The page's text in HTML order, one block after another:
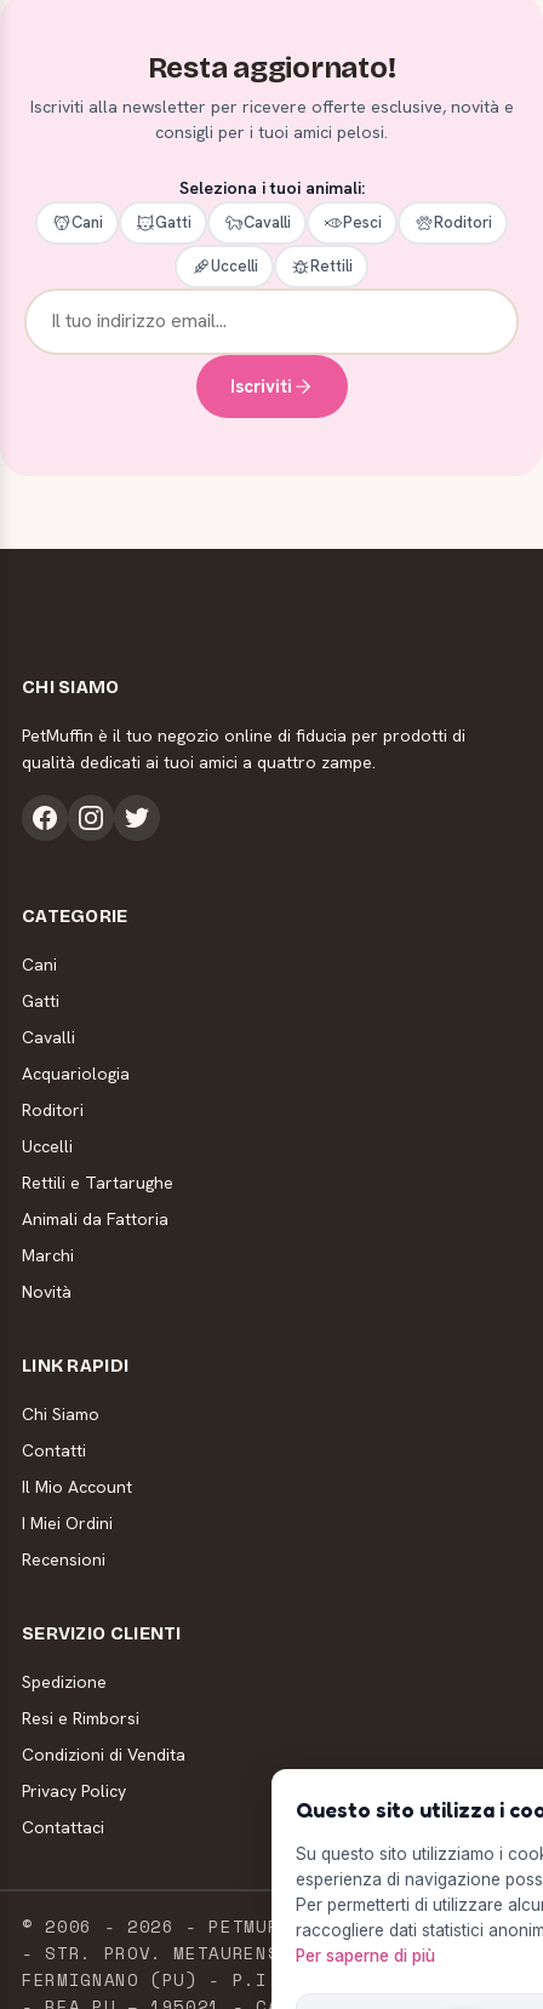
Resta aggiornato!
Iscriviti alla newsletter per ricevere offerte esclusive, novità e
consigli per i tuoi amici pelosi.
Seleziona i tuoi animali:
Cani Gatti Cavalli Pesci Roditori
Uccelli Rettili
Iscriviti
CHI SIAMO
PetMuffin è il tuo negozio online di fiducia per prodotti di
qualità dedicati ai tuoi amici a quattro zampe.
CATEGORIE
Cani
Gatti
Cavalli
Acquariologia
Roditori
Uccelli
Rettili e Tartarughe
Animali da Fattoria
Marchi
Novità
LINK RAPIDI
Chi Siamo
Contatti
Il Mio Account
I Miei Ordini
Recensioni
SERVIZIO CLIENTI
Spedizione
Resi e Rimborsi
Condizioni di Vendita
Privacy Policy
Contattaci
© 2006 - 2026 - PETMUFFIN - MILLSTORE SRL
- STR. PROV. METAURENSE, 20 - 61033
FERMIGNANO (PU) - P.I. E C.F. 02603420411
Questo sito utilizza i
Su questo sito utilizziamo i
esperienza di navigazione
Per permetterti di utilizzare
raccogliere dati statistici
Per saperne di più